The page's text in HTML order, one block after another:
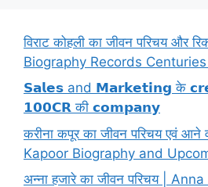
विराट कोहली का जीवन परिचय और
Biography Records
𝗦𝗮𝗹𝗲𝘀 and 𝗠𝗮𝗿𝗸𝗲𝘁𝗶𝗻𝗴 के
𝟭𝟬𝟬𝗖𝗥 की 𝗰𝗼𝗺𝗽𝗮𝗻𝘆
करीना कपूर का जीवन परिचय एवं आने
Kapoor Biography and
अन्ना हजारे का जीवन परिचय |